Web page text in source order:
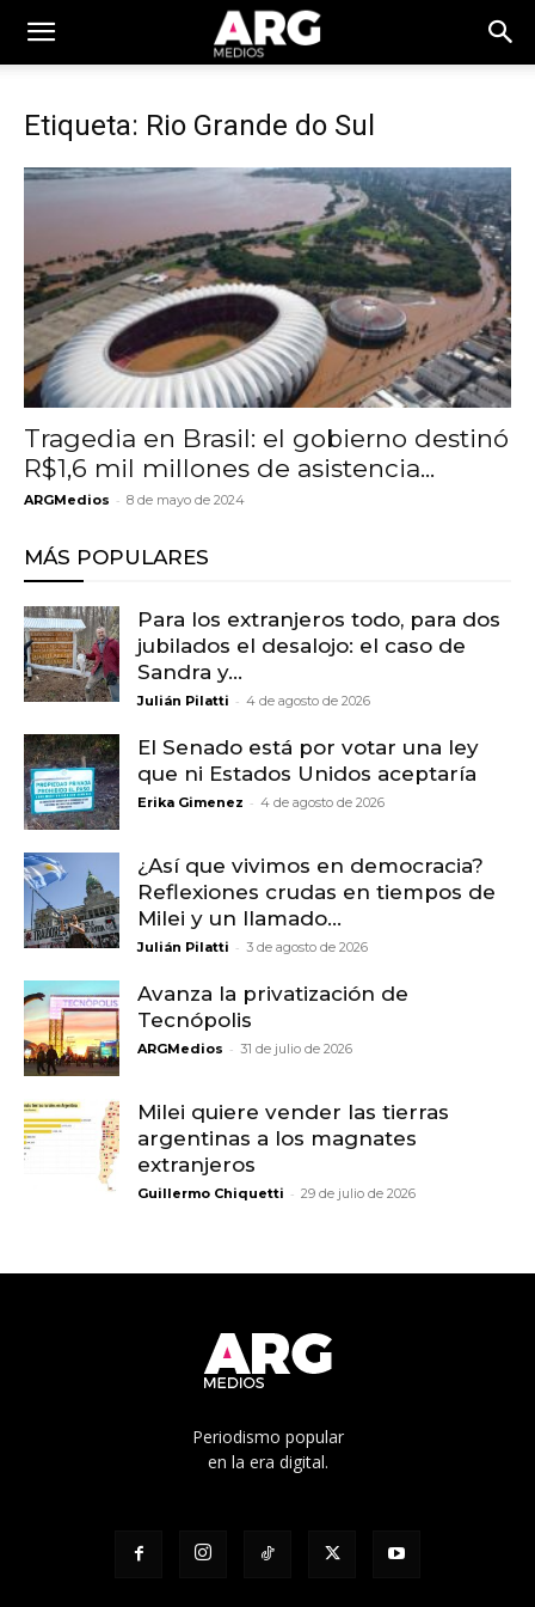
Etiqueta: Rio Grande do Sul
Tragedia en Brasil: el gobierno destinó
R$1,6 mil millones de asistencia...
ARGMedios - 8 de mayo de 2024
MÁS POPULARES
Para los extranjeros todo, para dos
jubilados el desalojo: el caso de
Sandra y...
Julián Pilatti - 4 de agosto de 2026
El Senado está por votar una ley
que ni Estados Unidos aceptaría
Erika Gimenez - 4 de agosto de 2026
¿Así que vivimos en democracia?
Reflexiones crudas en tiempos de
Milei y un llamado...
Julián Pilatti - 3 de agosto de 2026
Avanza la privatización de
Tecnópolis
ARGMedios - 31 de julio de 2026
Milei quiere vender las tierras
argentinas a los magnates
extranjeros
Guillermo Chiquetti - 29 de julio de 2026
Periodismo popular
en la era digital.